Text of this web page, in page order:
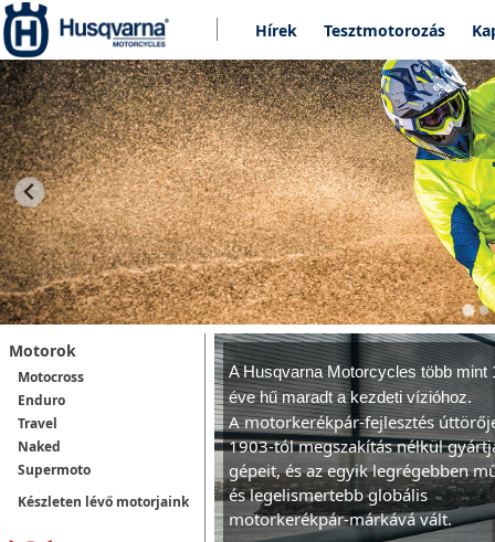
Hírek Tesztmotorozás
Motorok
Motocross
Enduro
Travel
Naked
Supermoto
Készleten lévő motorjaink
A Husqvarna Motorcycles több mint
éve hű maradt a kezdeti vízióhoz.
A motorkerékpár-fejlesztés
1903-tól megszakítás nélkül
gépeit, és az egyik legrégebben
és legelismertebb globális
motorkerékpár-márkává vált.